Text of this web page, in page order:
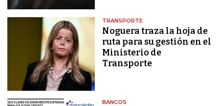
TRANSPORTE
Noguera traza la hoja de
ruta para su gestión en el
Ministerio de
Transporte
BANCOS